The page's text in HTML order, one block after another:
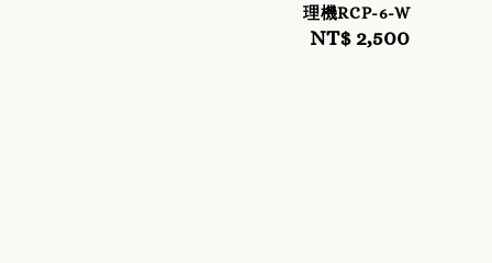
理機RCP-6-W
Regular
NT$ 2,500